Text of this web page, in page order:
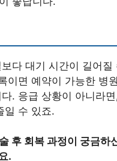
다 대기 시간이 길어질
이면 예약이 가능한 병
. 응급 상황이 아니라
일 수 있죠.
후 회복 과정이 궁금하
.